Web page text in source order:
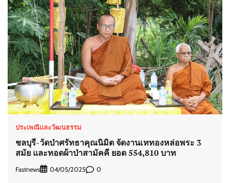
ประเพณีและวัฒนธรรม
ชลบุรี-วัดป่าศรัทธาคุณนิมิต จัดงานเททองหล่อพระ 3
สมัย และทอดผ้าป่าสามัคคี ยอด 554,810 บาท
Fastnews 04/05/2025 0